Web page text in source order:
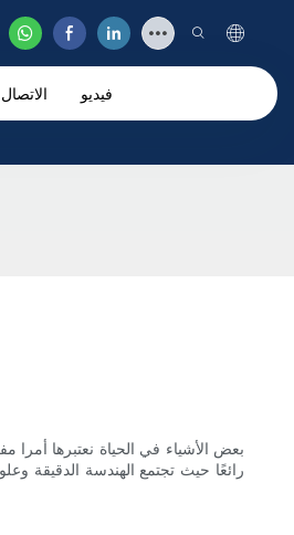
الاتصال فيديو
بعض الأشياء في الحياة نعتبرها
رائعًا حيث تجتمع الهندسة الدقيقة